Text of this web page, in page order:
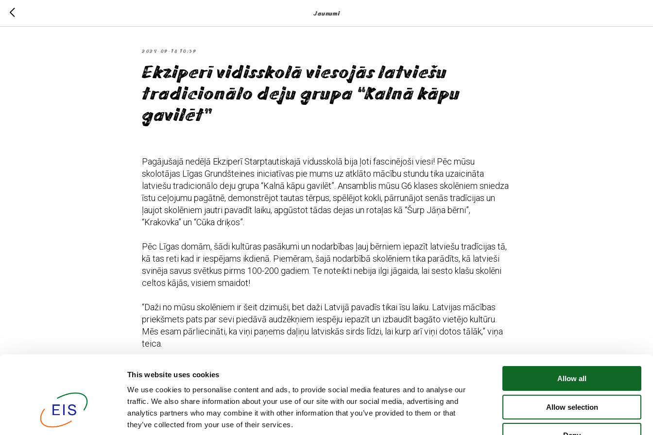
This website uses cookies
We use cookies to personalise content and ads, to provide social media features and to analyse our
traffic. We also share information about your use of our site with our social media, advertising and
analytics partners who may combine it with other information that you’ve provided to them or that
they’ve collected from your use of their services.
Allow all
Allow selection
Jaunumi
2024-09-18 10:39
Ekziperī vidisskolā viesojās latviešu
tradicionālo deju grupa “Kalnā kāpu
gavilēt”
Pagājušajā nedēļā Ekziperī Starptautiskajā vidusskolā bija ļoti fascinējoši viesi! Pēc mūsu
skolotājas Līgas Grundšteines iniciatīvas pie mums uz atklāto mācību stundu tika uzaicināta
latviešu tradicionālo deju grupa “Kalnā kāpu gavilēt”. Ansamblis mūsu G6 klases skolēniem sniedza
īstu ceļojumu pagātnē, demonstrējot tautas tērpus, spēlējot kokli, pārrunājot senās tradīcijas un
ļaujot skolēniem jautri pavadīt laiku, apgūstot tādas dejas un rotaļas kā “Šurp Jāņa bērni”,
“Krakovka” un “Cūka driķos”.
Pēc Līgas domām, šādi kultūras pasākumi un nodarbības ļauj bērniem iepazīt latviešu tradīcijas tā,
kā tas reti kad ir iespējams ikdienā. Piemēram, šajā nodarbībā skolēniem tika parādīts, kā latvieši
svinēja savus svētkus pirms 100-200 gadiem. Te noteikti nebija ilgi jāgaida, lai sesto klašu skolēni
celtos kājās, visiem smaidot!
“Daži no mūsu skolēniem ir šeit dzimuši, bet daži Latvijā pavadīs tikai īsu laiku. Latvijas mācības
priekšmets pats par sevi piedāvā audzēkņiem iespēju iepazīt un izbaudīt bagāto vietējo kultūru.
Mēs esam pārliecināti, ka viņi paņems daļiņu latviskās sirds līdzi, lai kurp arī viņi dotos tālāk,” viņa
teica.
Konkrēto pasākumu atbalstīja valsts programma “Latvijas Skolas soma”, kas finansē vietējo kultūras
pieredzi skolās. Šī programma nodrošina skolēniem valsts apmaksātu iespēju regulāri iepazīt
Latvijas kultūras vērtības un mūsdienu izpausmes, tādējādi attīstot kultūras izpratni un izteiksmes
kompetences, mazinot sociālo nevienlīdzību un veicinot lepnumu par savu valsti un tās cilvēkiem.